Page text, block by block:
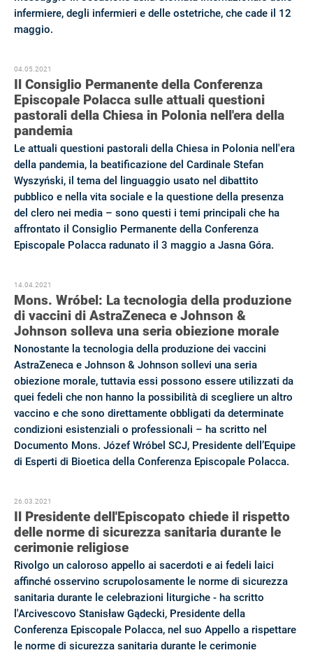
infermiere, degli infermieri e delle ostetriche, che cade il 12
maggio.
04.05.2021
Il Consiglio Permanente della Conferenza
Episcopale Polacca sulle attuali questioni
pastorali della Chiesa in Polonia nell'era della
pandemia
Le attuali questioni pastorali della Chiesa in Polonia nell'era
della pandemia, la beatificazione del Cardinale Stefan
Wyszyński, il tema del linguaggio usato nel dibattito
pubblico e nella vita sociale e la questione della presenza
del clero nei media – sono questi i temi principali che ha
affrontato il Consiglio Permanente della Conferenza
Episcopale Polacca radunato il 3 maggio a Jasna Góra.
14.04.2021
Mons. Wróbel: La tecnologia della produzione
di vaccini di AstraZeneca e Johnson &
Johnson solleva una seria obiezione morale
Nonostante la tecnologia della produzione dei vaccini
AstraZeneca e Johnson & Johnson sollevi una seria
obiezione morale, tuttavia essi possono essere utilizzati da
quei fedeli che non hanno la possibilità di scegliere un altro
vaccino e che sono direttamente obbligati da determinate
condizioni esistenziali o professionali – ha scritto nel
Documento Mons. Józef Wróbel SCJ, Presidente dell’Equipe
di Esperti di Bioetica della Conferenza Episcopale Polacca.
26.03.2021
Il Presidente dell'Episcopato chiede il rispetto
delle norme di sicurezza sanitaria durante le
cerimonie religiose
Rivolgo un caloroso appello ai sacerdoti e ai fedeli laici
affinché osservino scrupolosamente le norme di sicurezza
sanitaria durante le celebrazioni liturgiche - ha scritto
l'Arcivescovo Stanisław Gądecki, Presidente della
Conferenza Episcopale Polacca, nel suo Appello a rispettare
le norme di sicurezza sanitaria durante le cerimonie